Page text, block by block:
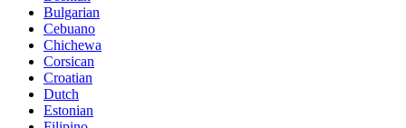
Bulgarian
Cebuano
Chichewa
Corsican
Croatian
Dutch
Estonian